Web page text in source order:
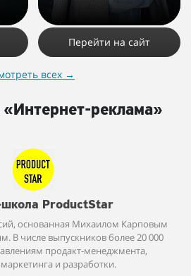
Перейти на сайт
всех →
реклама»
ProductStar
основанная Михаилом Карповым
В числе выпускников более 20 000
продакт-менеджмента,
и разработки.